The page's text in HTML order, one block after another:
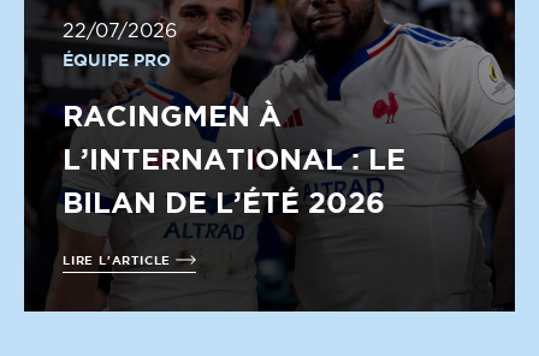
22/07/2026
ÉQUIPE PRO
RACINGMEN À
L’INTERNATIONAL : LE
BILAN DE L’ÉTÉ 2026
LIRE L'ARTICLE